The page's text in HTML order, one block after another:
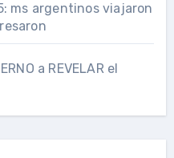
ms argentinos viajaron
a REVELAR el